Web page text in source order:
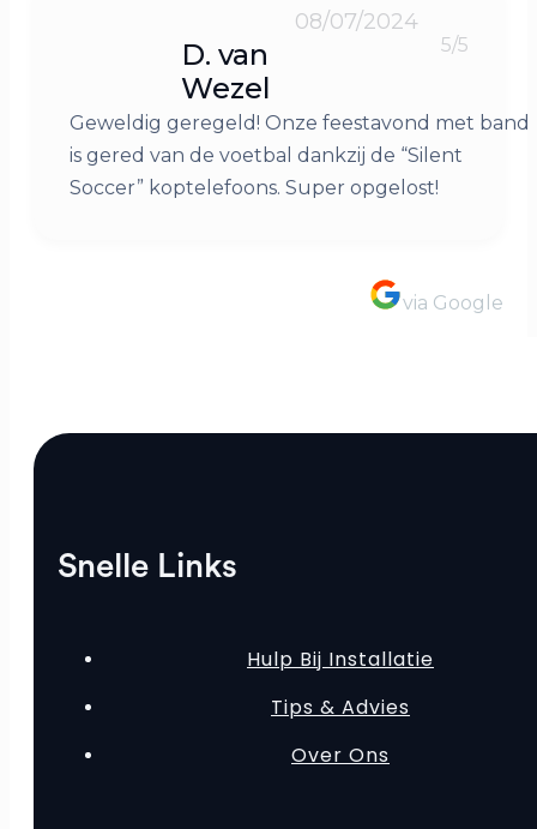
D. van
Wezel
08/07/2024
5/5
Geweldig geregeld! Onze feestavond met band
is gered van de voetbal dankzij de “Silent
Soccer” koptelefoons. Super opgelost!
via Google
Snelle Links
Hulp Bij Installatie
Tips & Advies
Over Ons